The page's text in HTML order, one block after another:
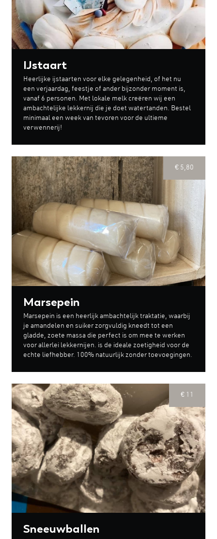
IJstaart
Heerlijke ijstaarten voor elke gelegenheid, of het nu
een verjaardag, feestje of ander bijzonder moment is,
vanaf 6 personen. Met lokale melk creëren wij een
ambachtelijke lekkernij die je doet watertanden. Bestel
minimaal een week van tevoren voor de ultieme
verwennerij!
€ 5,80
Marsepein
Marsepein is een heerlijk ambachtelijk traktatie, waarbij
je amandelen en suiker zorgvuldig kneedt tot een
gladde, zoete massa die perfect is om mee te werken
voor allerlei lekkernijen. is de ideale zoetigheid voor de
echte liefhebber. 100% natuurlijk zonder toevoegingen.
€ 11
Sneeuwballen